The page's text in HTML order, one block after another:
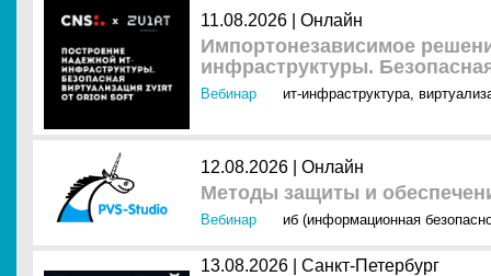
11.08.2026 | Онлайн
Импортонезависимое
инфраструктуры.
Вебинар ит-инфраструктура,
12.08.2026 | Онлайн
Методы защиты и
Вебинар иб (информационная
13.08.2026 | Санкт-Петербург